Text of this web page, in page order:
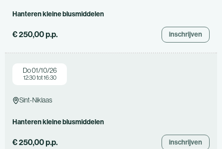
Hanteren kleine blusmiddelen
€ 250,00 p.p. inschrijven
Do 01/10/26
12:30 tot 16:30
Sint-Niklaas
Hanteren kleine blusmiddelen
€ 250,00 p.p. inschrijven